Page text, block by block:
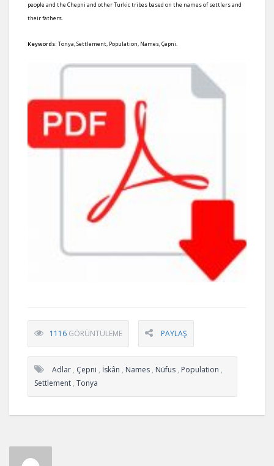
people and the Chepni and other Turkic tribes based on the names of settlers and
their fathers.
Keywords: Tonya, Settlement, Population, Names, Çepni.
1116 GÖRÜNTÜLEME PAYLAŞ
Adlar , Çepni , İskân , Names , Nüfus , Population ,
Settlement , Tonya